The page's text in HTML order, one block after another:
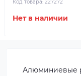
Код товара: 227272
Нет в наличии
Алюминиевые